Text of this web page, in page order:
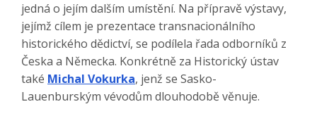
jedná o jejím dalším umístění. Na přípravě výstavy,
jejímž cílem je prezentace transnacionálního
historického dědictví, se podílela řada odborníků z
Česka a Německa. Konkrétně za Historický ústav
také Michal Vokurka, jenž se Sasko-
Lauenburským vévodům dlouhodobě věnuje.